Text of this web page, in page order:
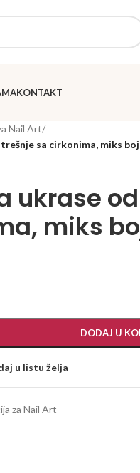
KONTAKT
Nail Art/
sa cirkonima, miks
ukrase
miks
DODAJ U
u listu želja
za Nail Art